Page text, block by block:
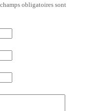
obligatoires sont